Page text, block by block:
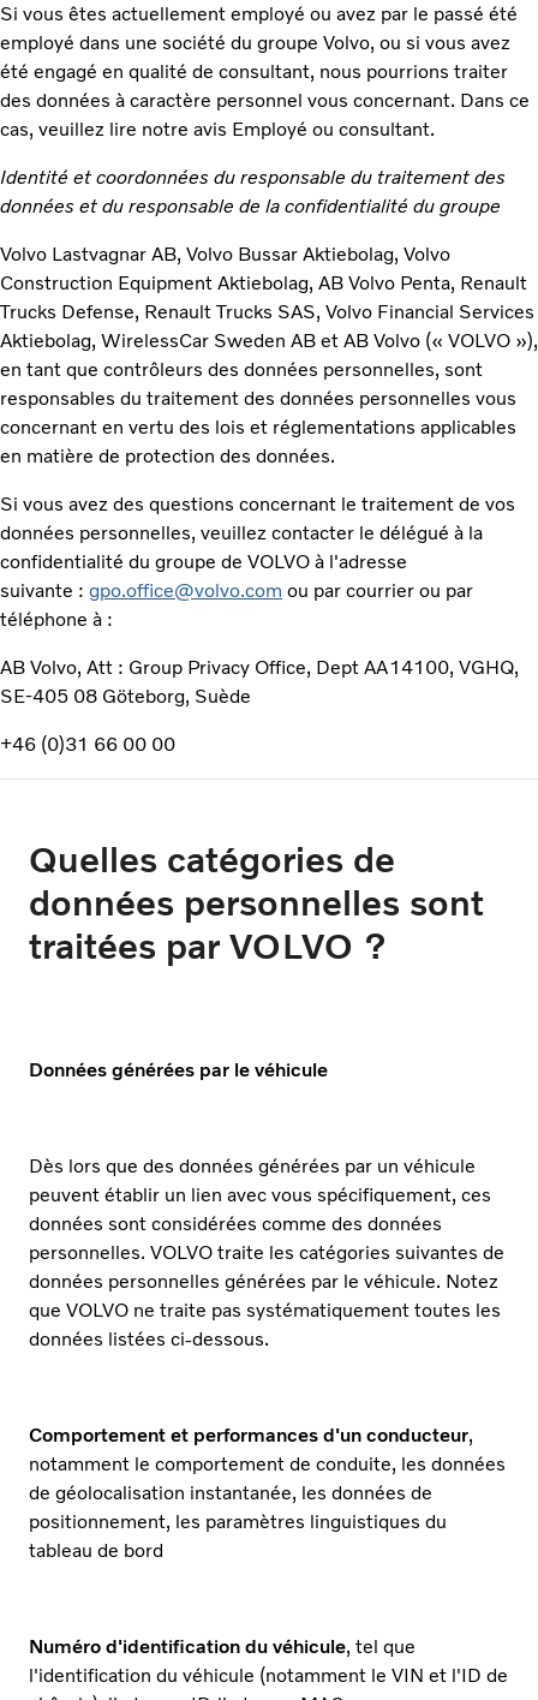
Si vous êtes actuellement employé ou avez par le passé été
employé dans une société du groupe Volvo, ou si vous avez
été engagé en qualité de consultant, nous pourrions traiter
des données à caractère personnel vous concernant. Dans ce
cas, veuillez lire notre avis Employé ou consultant.
Identité et coordonnées du responsable du traitement des
données et du responsable de la confidentialité du groupe
Volvo Lastvagnar AB, Volvo Bussar Aktiebolag, Volvo
Construction Equipment Aktiebolag, AB Volvo Penta, Renault
Trucks Defense, Renault Trucks SAS, Volvo Financial Services
Aktiebolag, WirelessCar Sweden AB et AB Volvo (« VOLVO »),
en tant que contrôleurs des données personnelles, sont
responsables du traitement des données personnelles vous
concernant en vertu des lois et réglementations applicables
en matière de protection des données.
Si vous avez des questions concernant le traitement de vos
données personnelles, veuillez contacter le délégué à la
confidentialité du groupe de VOLVO à l'adresse
suivante : gpo.office@volvo.com ou par courrier ou par
téléphone à :
AB Volvo, Att : Group Privacy Office, Dept AA14100, VGHQ,
SE-405 08 Göteborg, Suède
+46 (0)31 66 00 00
Quelles catégories de
données personnelles sont
traitées par VOLVO ?
Données générées par le véhicule
Dès lors que des données générées par un véhicule
peuvent établir un lien avec vous spécifiquement, ces
données sont considérées comme des données
personnelles. VOLVO traite les catégories suivantes de
données personnelles générées par le véhicule. Notez
que VOLVO ne traite pas systématiquement toutes les
données listées ci-dessous.
Comportement et performances d'un conducteur,
notamment le comportement de conduite, les données
de géolocalisation instantanée, les données de
positionnement, les paramètres linguistiques du
tableau de bord
Numéro d'identification du véhicule, tel que
l'identification du véhicule (notamment le VIN et l'ID de